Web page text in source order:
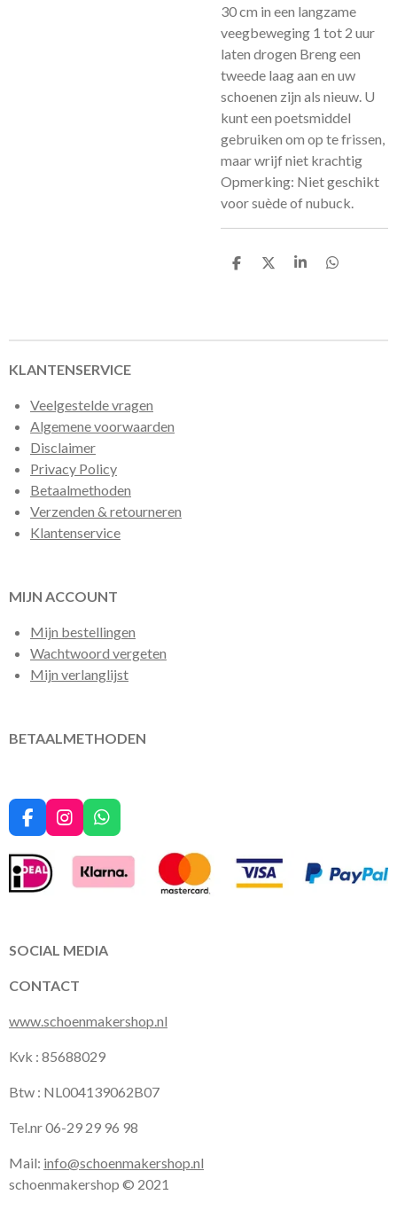
30 cm in een langzame
veegbeweging 1 tot 2 uur
laten drogen Breng een
tweede laag aan en uw
schoenen zijn als nieuw. U
kunt een poetsmiddel
gebruiken om op te frissen,
maar wrijf niet krachtig
Opmerking: Niet geschikt
voor suède of nubuck.
D
D
S
D
KLANTENSERVICE
Veelgestelde vragen
Algemene voorwaarden
Disclaimer
Privacy Policy
Betaalmethoden
Verzenden & retourneren
Klantenservice
MIJN ACCOUNT
Mijn bestellingen
Wachtwoord vergeten
Mijn verlanglijst
BETAALMETHODEN
F
a
c
e
b
k
I
n
a
m
W
h
a
t
s
p
SOCIAL MEDIA
CONTACT
www.schoenmakershop.nl
Kvk : 85688029
Btw : NL004139062B07
Tel.nr 06-29 29 96 98
Mail: info@schoenmakershop.nl
schoenmakershop © 2021